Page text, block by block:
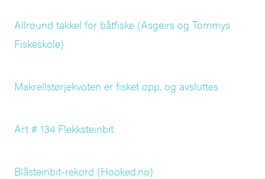
Allround takkel for båtfiske (Asgeirs og Tommys
Fiskeskole)
Makrellstørjekvoten er fisket opp, og avsluttes
Art # 134 Flekksteinbit
Blåsteinbit-rekord (Hooked.no)